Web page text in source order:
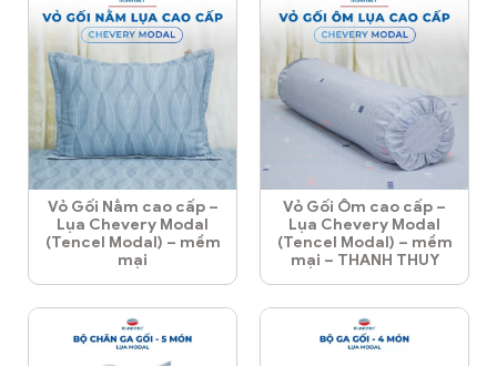
Vỏ Gối Nằm cao cấp –
Lụa Chevery Modal
(Tencel Modal) – mềm
mại
Vỏ Gối Ôm cao cấp –
Lụa Chevery Modal
(Tencel Modal) – mềm
mại – THANH THUY